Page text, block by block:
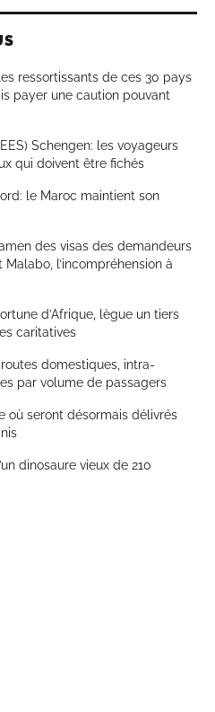
ressortissants de ces 30 pays
payer une caution pouvant
Schengen: les voyageurs
qui doivent être fichés
le Maroc maintient son
des visas des demandeurs
l’incompréhension à
d’Afrique, lègue un tiers
caritatives
domestiques, intra-
par volume de passagers
où seront désormais délivrés
dinosaure vieux de 210